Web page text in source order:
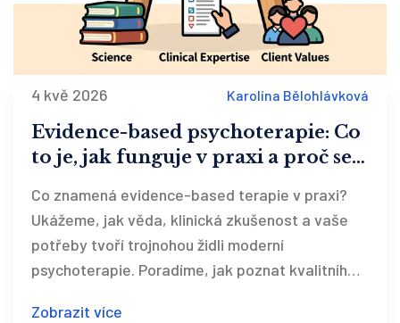
4 kvě 2026 Karolína Bělohlávková
Evidence-based psychoterapie: Co
to je, jak funguje v praxi a proč se jí
Co znamená evidence-based terapie v praxi?
Ukážeme, jak věda, klinická zkušenost a vaše
potřeby tvoří trojnohou židli moderní
psychoterapie. Poradíme, jak poznat kvalitního
Zobrazit více